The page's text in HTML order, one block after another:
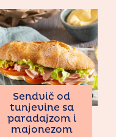
Sendvič od
tunjevine sa
paradajzom i
majonezom